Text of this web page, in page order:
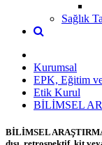
Sağlık
Kurumsal
EPK, Eğitim
Etik Kurul
BİLİMSEL
BİLİMSEL